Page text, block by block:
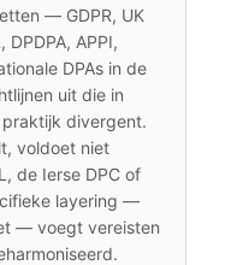
— GDPR, UK
DPDPA, APPI,
DPAs in de
uit die in
divergent.
voldoet niet
de Ierse DPC of
layering —
— voegt vereisten